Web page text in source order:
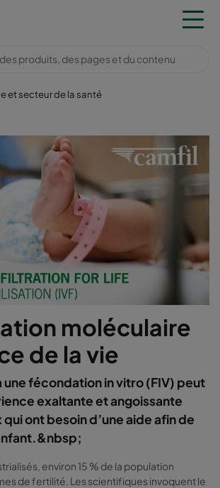
et secteur de la santé
moléculaire
de la vie
une fécondation in vitro (FIV) peut
exaltante et angoissante
ont besoin d’une aide afin de
environ 15 % de la population
de fertilité. Les scientifiques invoquent le